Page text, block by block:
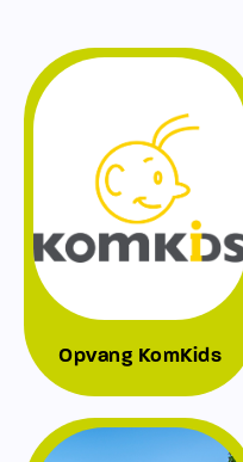
Opvang KomKids